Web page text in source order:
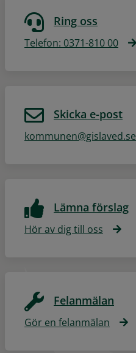
Ring oss
Telefon: 0371-810 00
Skicka e-post
kommunen@gislaved.se
Lämna förslag
Hör av dig till oss
Felanmälan
Gör en felanmälan